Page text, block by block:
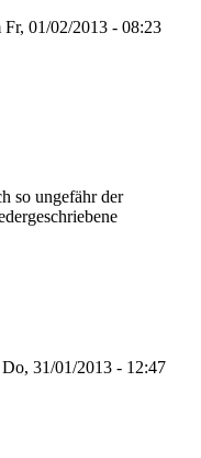
Fr, 01/02/2013 - 08:23
so ungefähr der
31/01/2013 - 12:47